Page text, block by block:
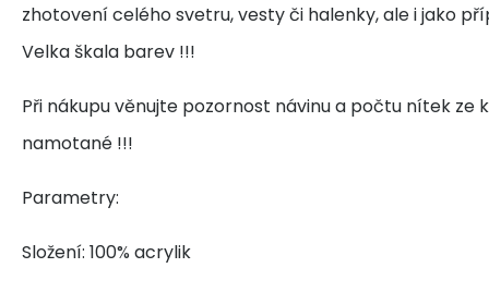
zhotovení celého svetru, vesty či halenky, ale i jako
Velka škala barev !!!
Při nákupu věnujte pozornost návinu a počtu nítek ze
namotané !!!
Parametry:
Složení: 100% acrylik